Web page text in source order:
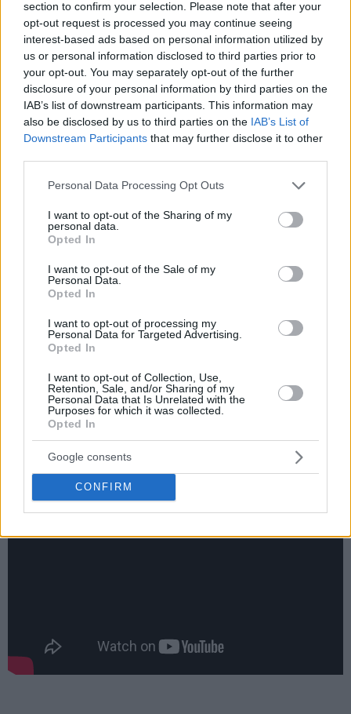
section to confirm your selection. Please note that after your
opt-out request is processed you may continue seeing
interest-based ads based on personal information utilized by
us or personal information disclosed to third parties prior to
your opt-out. You may separately opt-out of the further
disclosure of your personal information by third parties on the
IAB’s list of downstream participants. This information may
also be disclosed by us to third parties on the IAB’s List of
Downstream Participants that may further disclose it to other
Please note that this website/app uses one or more Google
not limited to your visit or usage behaviour. You may click to
grant or deny consent to Google and its third-party tags to
use your data for below specified purposes in below Google
consent section.
Personal Data Processing Opt Outs
I want to opt-out of the Sharing of my
personal data.
Opted In
I want to opt-out of the Sale of my
Personal Data.
Opted In
I want to opt-out of processing my
Personal Data for Targeted Advertising.
Opted In
I want to opt-out of Collection, Use,
Retention, Sale, and/or Sharing of my
Personal Data that Is Unrelated with the
Purposes for which it was collected.
Opted In
Google consents
CONFIRM
Πρώτος σκόρερ για την Ιγκοκέα που έμεινε πολύ χαμηλά
επιθετικά και έπεσε στο 11-9 της βαθμολογίας, ήταν ο
παλιός παίκτης της
Τα δεκάλεπτα: 21-23, 33-49, 43-72, 52-98.